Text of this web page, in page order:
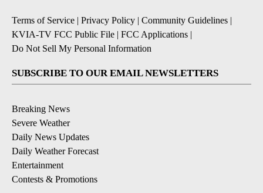
Terms of Service | Privacy Policy | Community Guidelines |
KVIA-TV FCC Public File | FCC Applications |
Do Not Sell My Personal Information
SUBSCRIBE TO OUR EMAIL NEWSLETTERS
Breaking News
Severe Weather
Daily News Updates
Daily Weather Forecast
Entertainment
Contests & Promotions